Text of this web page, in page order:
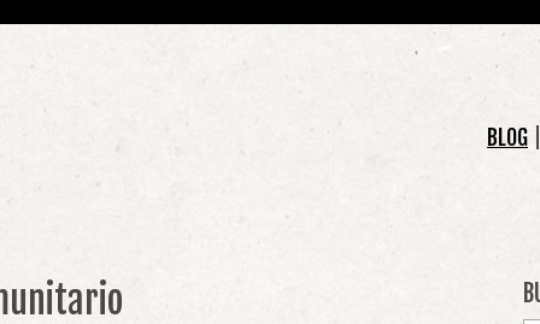
BLOG